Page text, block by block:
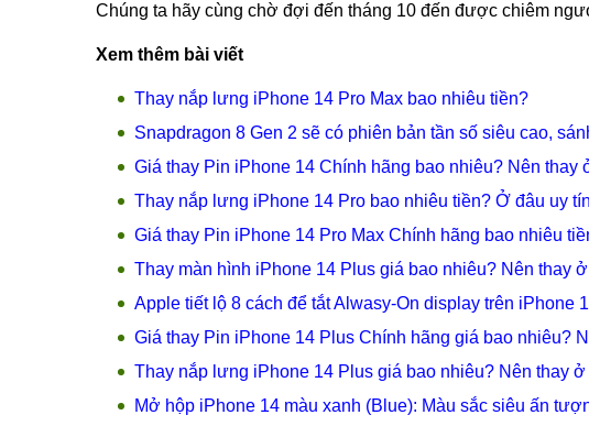
Chúng ta hãy cùng chờ đợi đến tháng 10 đến được chiêm
Xem thêm bài viết
Thay nắp lưng iPhone 14 Pro Max bao nhiêu tiền?
Snapdragon 8 Gen 2 sẽ có phiên bản tần số siêu cao,
Giá thay Pin iPhone 14 Chính hãng bao nhiêu? Nên thay
Thay nắp lưng iPhone 14 Pro bao nhiêu tiền? Ở đâu uy
Giá thay Pin iPhone 14 Pro Max Chính hãng bao nhiêu
Thay màn hình iPhone 14 Plus giá bao nhiêu? Nên thay
Apple tiết lộ 8 cách để tắt Alwasy-On display trên iPhone
Giá thay Pin iPhone 14 Plus Chính hãng giá bao nhiêu?
Thay nắp lưng iPhone 14 Plus giá bao nhiêu? Nên thay ở
Mở hộp iPhone 14 màu xanh (Blue): Màu sắc siêu ấn